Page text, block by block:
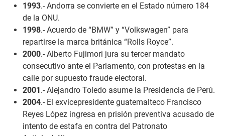
1993.- Andorra se convierte en el Estado número 184
de la ONU.
1998.- Acuerdo de “BMW” y “Volkswagen” para
repartirse la marca británica “Rolls Royce”.
2000.- Alberto Fujimori jura su tercer mandato
consecutivo ante el Parlamento, con protestas en la
calle por supuesto fraude electoral.
2001.- Alejandro Toledo asume la Presidencia de Perú.
2004.- El exvicepresidente guatemalteco Francisco
Reyes López ingresa en prisión preventiva acusado de
intento de estafa en contra del Patronato